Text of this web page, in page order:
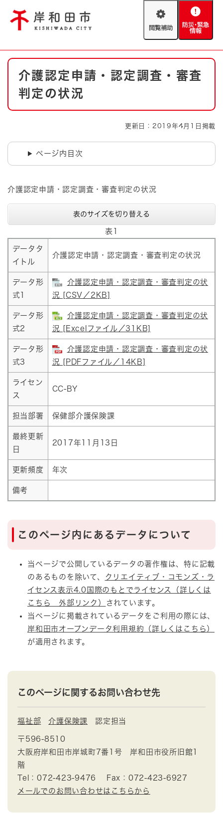
閲
助
防
緊
情
やさしい日本語
防災・緊急情報 救急・消防
ハザードマップ
本
介護認定申請・認定調査・審査
判定の状況
更新日：2019年4月1日掲載
ページ内目次
介護認定申請・認定調査・審査判定の状況
表のサイズを切り替える
表1
データタ
イトル
介護認定申請・認定調査・審査判定の状況
データ形
式1
介護認定申請・認定調査・審査判定の状
況 [CSV／2KB]
データ形
式2
介護認定申請・認定調査・審査判定の状
況 [Excelファイル／31KB]
データ形
式3
介護認定申請・認定調査・審査判定の状
況 [PDFファイル／14KB]
ライセン
ス
CC-BY
担当部署 保健部介護保険課
最終更新
日
2017年11月13日
更新頻度 年次
備考
このページ内にあるデータについて
当ページで公開しているデータの著作権は、特に記載
のあるものを除いて、
クリエイティブ・コモンズ・ラ
イセンス表示4.0国際のもとでライセンス（詳しくは
こちら 外部リンク）
されています。
当ページに掲載されているデータをご利用の際には、
岸和田市オープンデータ利用規約（詳しくはこちら）
が適用されます。
このページに関するお問い合わせ先
福祉部 介護保険課 認定担当
〒596-8510
大阪府岸和田市岸城町7番1号 岸和田市役所旧館1
階
Tel：072-423-9476
Fax：072-423-6927
メールでのお問い合わせはこちらから